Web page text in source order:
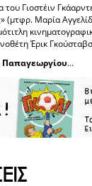
του Γιοστέιν
(μτφρ. Μαρία
Έρικ
Παπαγεωργίου...